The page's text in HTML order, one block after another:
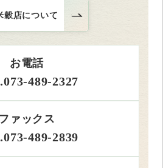
穀店について
お電話
489-2327
ファックス
489-2839